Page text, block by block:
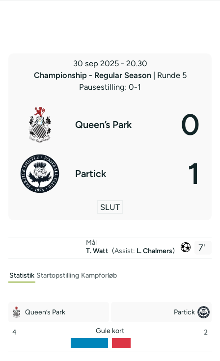
30 sep 2025 - 20.30
Championship - Regular Season
| Runde 5
Pausestilling: 0-1
Queen’s Park 0
Partick 1
SLUT
7'
Mål
T. Watt (Assist: L. Chalmers)
Statistik Startopstilling Kampforløb
Queen’s Park Partick
4 Gule kort 2